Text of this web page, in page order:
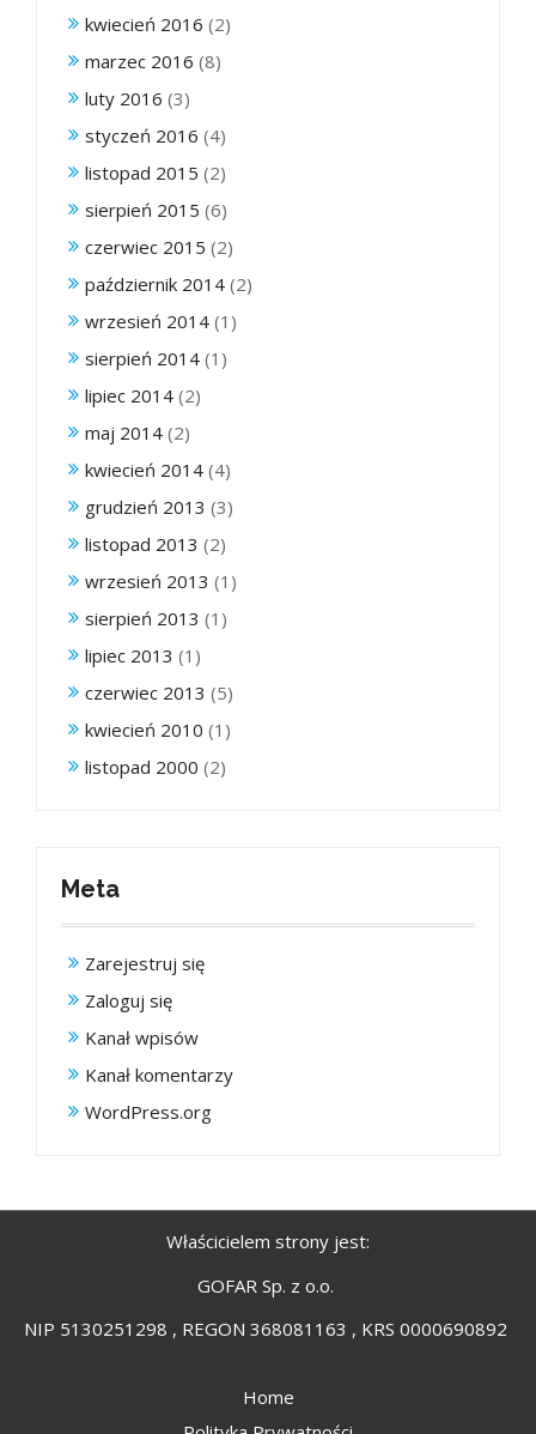
kwiecień 2016 (2)
marzec 2016 (8)
luty 2016 (3)
styczeń 2016 (4)
listopad 2015 (2)
sierpień 2015 (6)
czerwiec 2015 (2)
październik 2014 (2)
wrzesień 2014 (1)
sierpień 2014 (1)
lipiec 2014 (2)
maj 2014 (2)
kwiecień 2014 (4)
grudzień 2013 (3)
listopad 2013 (2)
wrzesień 2013 (1)
sierpień 2013 (1)
lipiec 2013 (1)
czerwiec 2013 (5)
kwiecień 2010 (1)
listopad 2000 (2)
Meta
Zarejestruj się
Zaloguj się
Kanał wpisów
Kanał komentarzy
WordPress.org
Właścicielem strony jest:
GOFAR Sp. z o.o.
NIP 5130251298 , REGON 368081163 , KRS 0000690892
Home